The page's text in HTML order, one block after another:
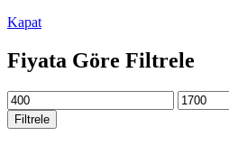
Kapat
Fiyata Göre Filtrele
En
düşük
fiyat
En
yüksek
Filtrele